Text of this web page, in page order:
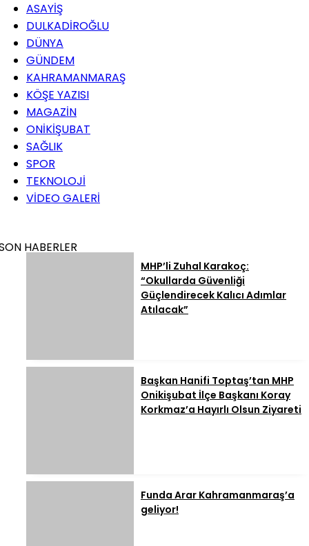
ASAYİŞ
DULKADİROĞLU
DÜNYA
GÜNDEM
KAHRAMANMARAŞ
KÖŞE YAZISI
MAGAZİN
ONİKİŞUBAT
SAĞLIK
SPOR
TEKNOLOJİ
VİDEO GALERİ
HABERLER
MHP’li Zuhal Karakoç:
“Okullarda Güvenliği
Güçlendirecek Kalıcı Adımlar
Atılacak”
Başkan Hanifi Toptaş’tan MHP
Onikişubat İlçe Başkanı Koray
Korkmaz’a Hayırlı Olsun Ziyareti
Funda Arar Kahramanmaraş’a
geliyor!